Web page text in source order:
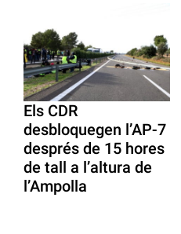
Els CDR
desbloquegen l’AP-7
després de 15 hores
de tall a l’altura de
l’Ampolla